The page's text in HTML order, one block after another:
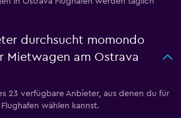
durchsucht momondo
Mietwagen am Ostrava
23 verfügbare Anbieter, aus denen du für
wählen kannst.